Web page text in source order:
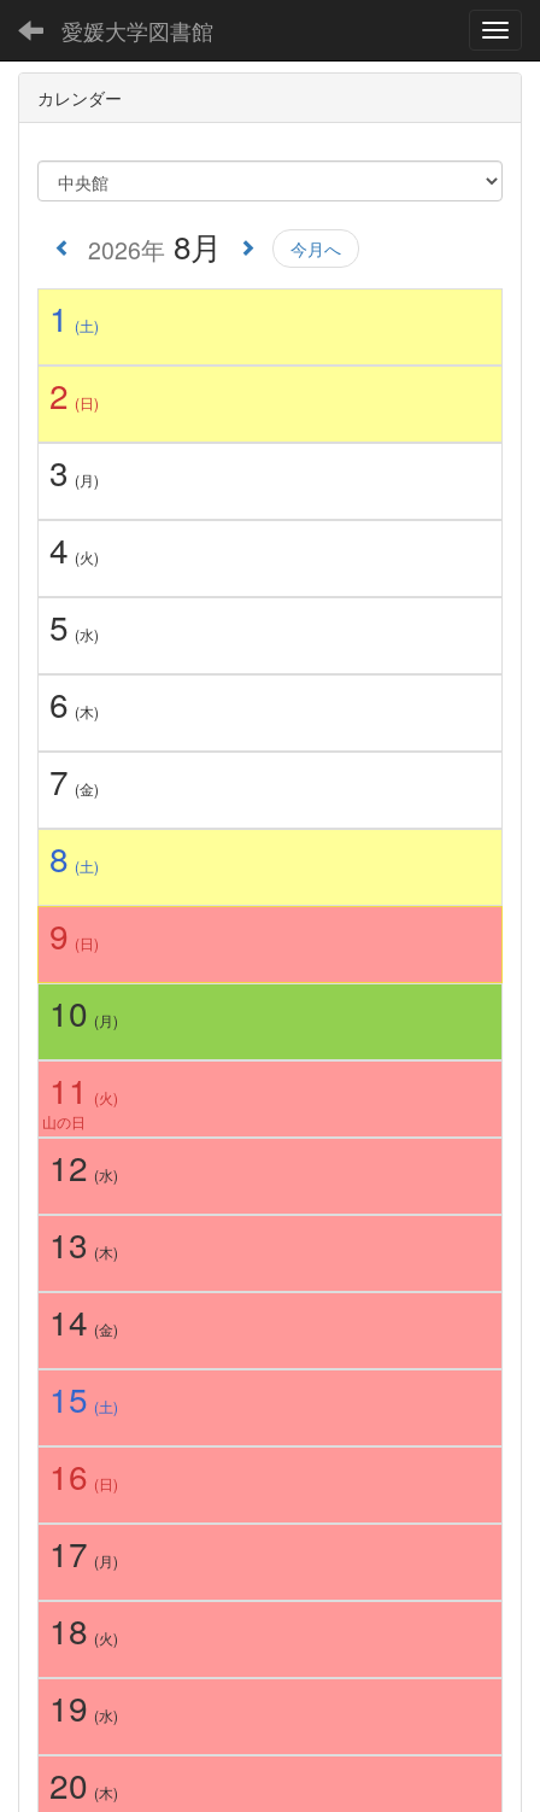
愛媛大学図書館
カレンダー
2026年 8月 今月へ
1 (土)
2 (日)
3 (月)
4 (火)
5 (水)
6 (木)
7 (金)
8 (土)
9 (日)
10 (月)
11
(火)
山の日
12 (水)
13 (木)
14 (金)
15 (土)
16 (日)
17 (月)
18 (火)
19 (水)
20 (木)